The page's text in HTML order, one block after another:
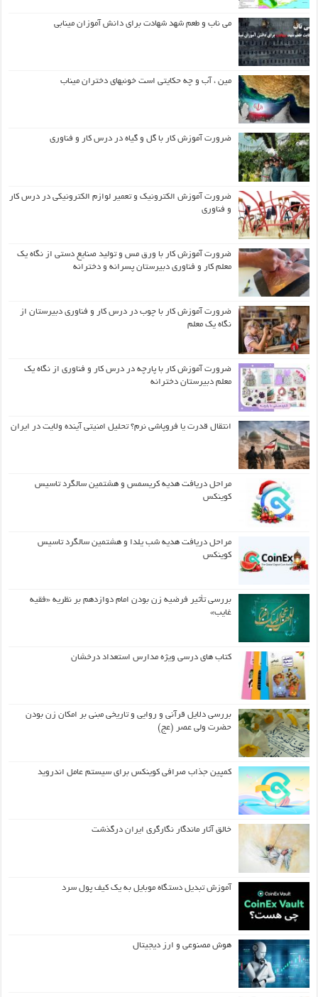
می ناب و طعم شهد شهادت برای دانش آموزان مینابی
مین ، آب و چه حکایتی است خونبهای دختران میناب
ضرورت آموزش کار با گل و گیاه در درس کار و فناوری
ضرورت آموزش الکترونیک و تعمیر لوازم الکترونیکی در درس کار
و فناوری
ضرورت آموزش کار با ورق مس و تولید صنایع دستی از نگاه یک
معلم کار و فناوری دبیرستان پسرانه و دخترانه
ضرورت آموزش کار با چوب در درس کار و فناوری دبیرستان از
نگاه یک معلم
ضرورت آموزش کار با پارچه در درس کار و فناوری از نگاه یک
معلم دبیرستان دخترانه
انتقال قدرت یا فروپاشی نرم؟ تحلیل امنیتی آینده ولایت در ایران
مراحل دریافت هدیه کریسمس و هشتمین سالگرد تاسیس
کوینکس
مراحل دریافت هدیه شب یلدا و هشتمین سالگرد تاسیس
کوینکس
بررسی تأثیر فرضیه زن بودن امام دوازدهم بر نظریه «فقیه
غایب»
کتاب های درسی ویژه مدارس استعداد درخشان
بررسی دلایل قرآنی و روایی و تاریخی مبنی بر امکان زن بودن
حضرت ولی عصر (عج)
کمپین جذاب صرافی کوینکس برای سیستم عامل اندروید
خالق آثار ماندگار نگارگری ایران درگذشت
آموزش تبدیل دستگاه موبایل به یک کیف‌ پول سرد
هوش مصنوعی و ارز دیجیتال